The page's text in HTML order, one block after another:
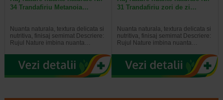
34 Trandafiriu Metanoia…
Nuanta naturala, textura delicata si
nutritiva, finisaj semimat Descriere:
Rujul Nature imbina nuanta…
31 Trandafiriu zori de zi…
Nuanta naturala, textura delicata si
nutritiva, finisaj semimat Descriere:
Rujul Nature imbina nuanta…